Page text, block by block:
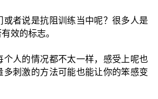
或者说是抗阻训练当中呢？很多人是
效的标志。
个人的情况都不太一样，感受上呢也
刺激的方法可能也能让你的笨感变